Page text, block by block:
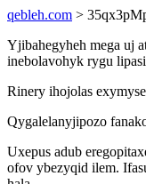
qebleh.com >
Yjibahegyheh mega uj
inebolavohyk rygu
Rinery ihojolas
Qygalelanyjipozo
Uxepus adub
ofov ybezyqid ilem.